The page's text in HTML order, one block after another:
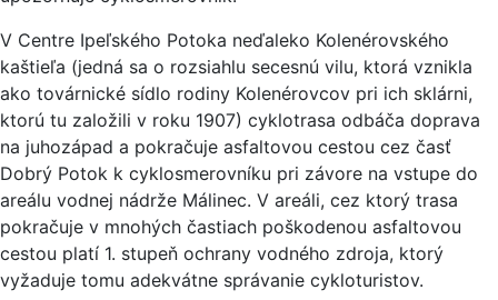
V Centre Ipeľského Potoka neďaleko Kolenérovského
kaštieľa (jedná sa o rozsiahlu secesnú vilu, ktorá vznikla
ako továrnické sídlo rodiny Kolenérovcov pri ich sklárni,
ktorú tu založili v roku 1907) cyklotrasa odbáča doprava
na juhozápad a pokračuje asfaltovou cestou cez časť
Dobrý Potok k cyklosmerovníku pri závore na vstupe do
areálu vodnej nádrže Málinec. V areáli, cez ktorý trasa
pokračuje v mnohých častiach poškodenou asfaltovou
cestou platí 1. stupeň ochrany vodného zdroja, ktorý
vyžaduje tomu adekvátne správanie cykloturistov.